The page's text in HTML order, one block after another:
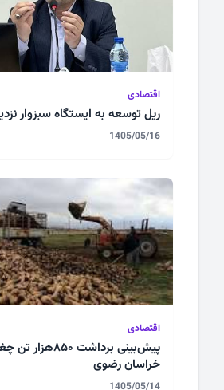
اقتصادی
ریل توسعه به ایستگاه سبزوار
1405/05/16
اقتصادی
پیش‌بینی برداشت
خراسان رضوی
1405/05/14